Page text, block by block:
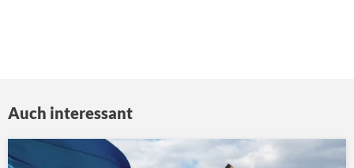
Auch interessant